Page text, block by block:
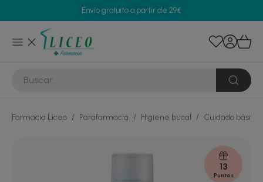
Envío gratuito a partir de 29€
Farmacia Liceo / Parafarmacia / Higiene bucal / Cuidado básico
13
Puntos